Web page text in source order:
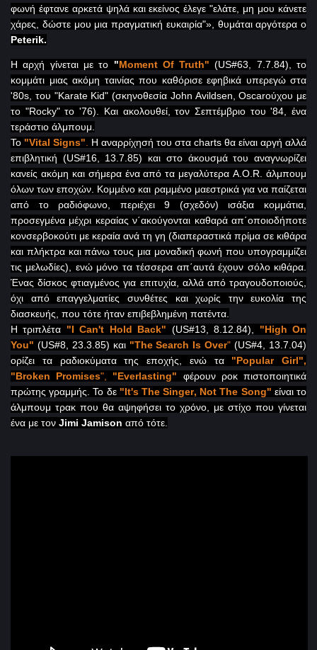
φωνή έφτανε αρκετά ψηλά και εκείνος έλεγε "ελάτε, μη μου κάνετε
χάρες, δώστε μου μια πραγματική ευκαιρία"», θυμάται αργότερα ο
Peterik.
H αρχή γίνεται με το "Moment Of Truth" (US#63, 7.7.84), το
κομμάτι μιας ακόμη ταινίας που καθόρισε εφηβικά υπερεγώ στα
'80s, του "Karate Kid" (σκηνοθεσία John Avildsen,Oscarούχου με
το "Rocky" το '76). Και ακολουθεί, τον Σεπτέμβριο του '84, ένα
τεράστιο άλμπουμ.
Το "Vital Signs". Η αναρρίχησή του στα charts θα είναι αργή αλλά
επιβλητική (US#16, 13.7.85) και στο άκουσμά του αναγνωρίζει
κανείς ακόμη και σήμερα ένα από τα μεγαλύτεραA.O.R. άλμπουμ
όλων των εποχών. Κομμένο και ραμμένο μαεστρικά για να παίζεται
από το ραδιόφωνο, περιέχει 9 (σχεδόν) ισάξια κομμάτια,
προσεγμένα μέχρι κεραίας ν΄ακούγονται καθαρά απ΄οποιοδήποτε
κονσερβοκούτι με κεραία ανά τη γη (διαπεραστικά πρίμα σε κιθάρα
και πλήκτρα και πάνω τους μια μοναδική φωνή που υπογραμμίζει
τις μελωδίες), ενώ μόνο τα τέσσερα απ΄αυτά έχουν σόλο κιθάρα.
Ένας δίσκος φτιαγμένος για επιτυχία, αλλά από τραγουδοποιούς,
όχι από επαγγελματίες συνθέτες και χωρίς την ευκολία της
διασκευής, που τότε ήταν επιβεβλημένη πατέντα.
Η τριπλέτα "I Can't Hold Back" (US#13, 8.12.84), "High On
You" (US#8, 23.3.85) και "The Search Is Over"(US#4, 13.7.04)
ορίζει τα ραδιοκύματα της εποχής, ενώ τα "Popular Girl",
"Broken Promises", "Everlasting"
φέρουν ροκ πιστοποιητικά
πρώτης γραμμής. Το δε "It's The Singer, Not The Song" είναι το
άλμπουμ τρακ που θα αψηφήσει το χρόνο, με στίχο που γίνεται
ένα με τον Jimi Jamison από τότε.